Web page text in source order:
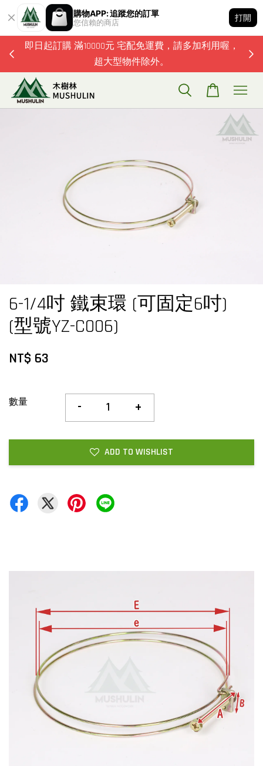
購物APP: 追蹤您的訂單
您信賴的商店
打開
即日起訂購 滿10000元 宅配免運費，請多加利用喔，
超大型物件除外。
6-1/4吋 鐵束環 (可固定6吋)
(型號YZ-C006)
NT$ 63
數量 - +
ADD TO WISHLIST